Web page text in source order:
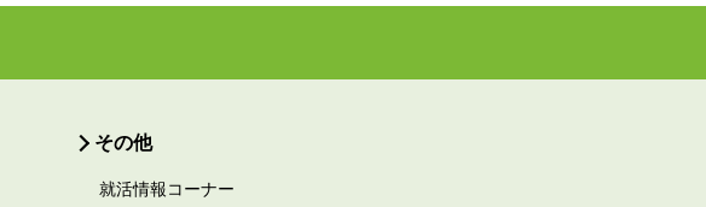
その他
就活情報コーナー